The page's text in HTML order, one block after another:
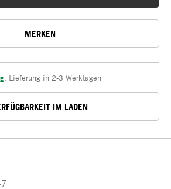
MERKEN
Lieferung in 2-3 Werktagen
IM LADEN